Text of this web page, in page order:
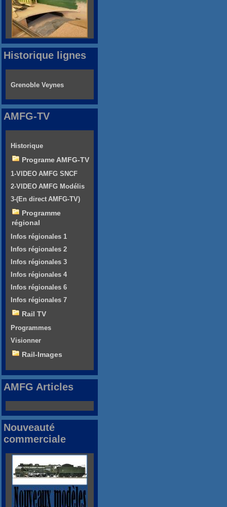
Historique lignes
Grenoble Veynes
AMFG-TV
Historique
Programe AMFG-TV
1-VIDEO AMFG SNCF
2-VIDEO AMFG Modélis
3-(En direct AMFG-TV)
Programme
régional
Infos régionales 1
Infos régionales 2
Infos régionales 3
Infos régionales 4
Infos régionales 6
Infos régionales 7
Rail TV
Programmes
Visionner
Rail-Images
AMFG Articles
Nouveauté
commerciale